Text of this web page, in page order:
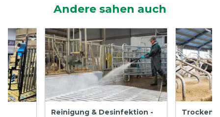
Andere sahen auch
Reinigung & Desinfektion -